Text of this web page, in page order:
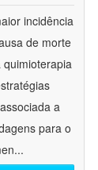
incidência
de morte
a
para o
...